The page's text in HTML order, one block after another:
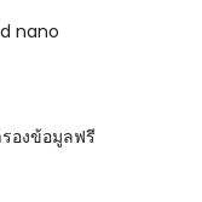
nano
องข้อมูลฟรี